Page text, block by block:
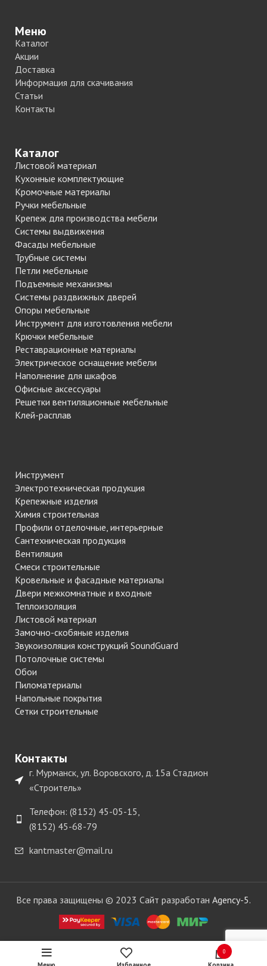
Меню
Каталог
Акции
Доставка
Информация для скачивания
Статьи
Контакты
Каталог
Листовой материал
Кухонные комплектующие
Кромочные материалы
Ручки мебельные
Крепеж для производства мебели
Системы выдвижения
Фасады мебельные
Трубные системы
Петли мебельные
Подъемные механизмы
Системы раздвижных дверей
Опоры мебельные
Инструмент для изготовления мебели
Крючки мебельные
Реставрационные материалы
Электрическое оснащение мебели
Наполнение для шкафов
Офисные аксессуары
Решетки вентиляционные мебельные
Клей-расплав
Инструмент
Электротехническая продукция
Крепежные изделия
Химия строительная
Профили отделочные, интерьерные
Сантехническая продукция
Вентиляция
Смеси строительные
Кровельные и фасадные материалы
Двери межкомнатные и входные
Теплоизоляция
Листовой материал
Замочно-скобяные изделия
Звукоизоляция конструкций SoundGuard
Потолочные системы
Обои
Пиломатериалы
Напольные покрытия
Сетки строительные
Контакты
г. Мурманск, ул. Воровского, д. 15а Стадион
«Строитель»
Телефон: (8152) 45-05-15,
(8152) 45-68-79
kantmaster@mail.ru
Все права защищены © 2023 Сайт разработан Agency-5.
0